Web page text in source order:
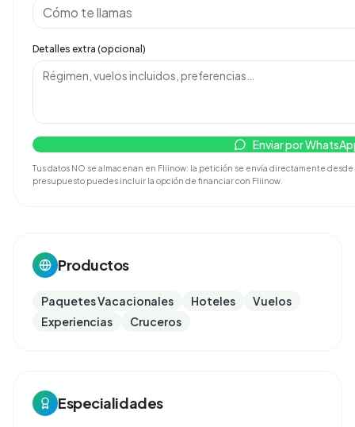
Detalles extra (opcional)
Enviar por
Tus datos NO se almacenan en Fliinow: la petición se envía directamente desde
presupuesto puedes incluir la opción de financiar con Fliinow.
Productos
Paquetes Vacacionales Hoteles
Vuelos
Experiencias
Cruceros
Especialidades